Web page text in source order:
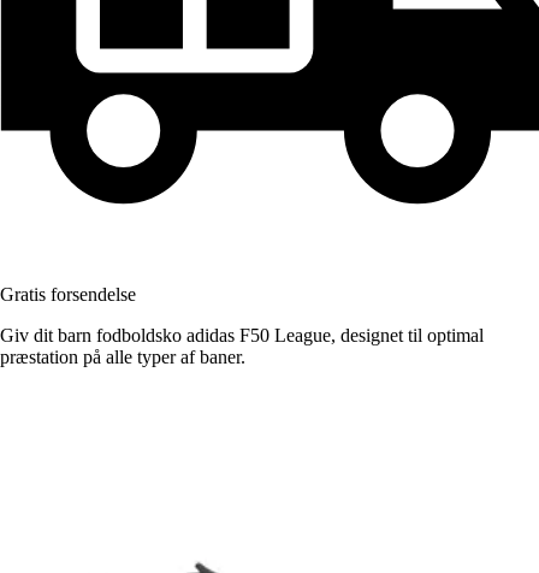
Gratis forsendelse
Giv dit barn fodboldsko adidas F50 League, designet til optimal
præstation på alle typer af baner.